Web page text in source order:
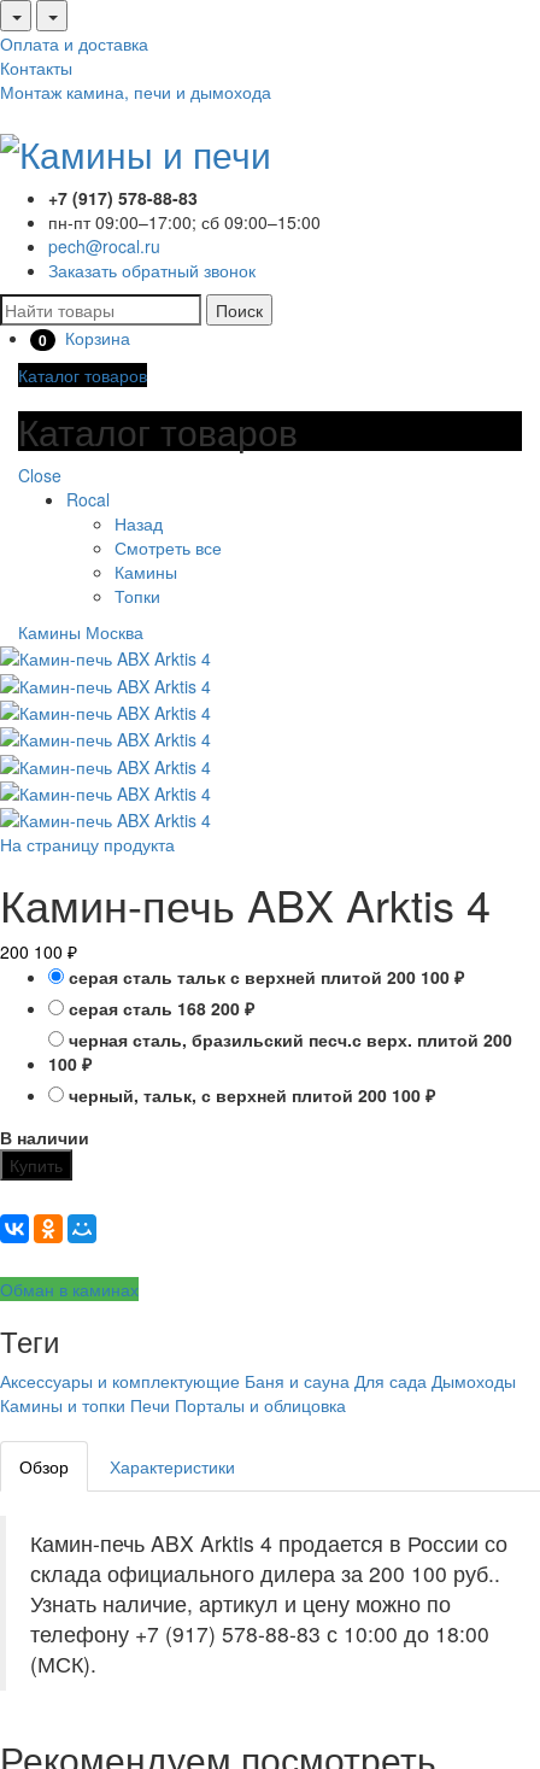
Оплата и доставка
Контакты
Монтаж камина, печи и дымохода
+7 (917) 578-88-83
пн-пт 09:00–17:00; сб 09:00–15:00
pech@rocal.ru
Заказать обратный звонок
Поиск
0
Корзина
Каталог товаров
Каталог товаров
Close
Rocal
Назад
Смотреть все
Камины
Топки
Камины Москва
На страницу продукта
Камин-печь ABX Arktis 4
200 100 ₽
серая сталь тальк с верхней плитой 200 100 ₽
серая сталь 168 200 ₽
черная сталь, бразильский песч.с верх. плитой 200
100 ₽
черный, тальк, с верхней плитой 200 100 ₽
В наличии
Купить
Обман в каминах
Теги
Аксессуары и комплектующие Баня и сауна Для сада Дымоходы
Камины и топки Печи Порталы и облицовка
Обзор Характеристики
Камин-печь ABX Arktis 4 продается в России со
склада официального дилера за 200 100 руб..
Узнать наличие, артикул и цену можно по
телефону +7 (917) 578-88-83 с 10:00 до 18:00
(МСК).